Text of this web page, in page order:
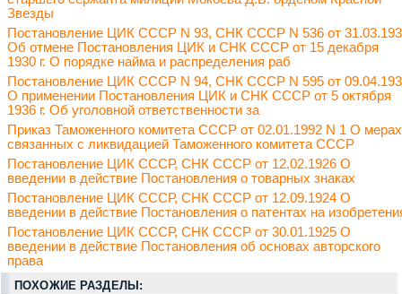
Звезды
Постановление ЦИК СССР N 93, СНК СССР N 536 от
Об отмене Постановления ЦИК и СНК СССР от 15 декабря
1930 г. О порядке найма и распределения раб
Постановление ЦИК СССР N 94, СНК СССР N 595 от
О применении Постановления ЦИК и СНК СССР от 5 октября
1936 г. Об уголовной ответственности за
Приказ Таможенного комитета СССР от 02.01.1992 N 1 О
связанных с ликвидацией Таможенного комитета СССР
Постановление ЦИК СССР, СНК СССР от 12.02.1926 О
введении в действие Постановления о товарных знаках
Постановление ЦИК СССР, СНК СССР от 12.09.1924 О
введении в действие Постановления о патентах на
Постановление ЦИК СССР, СНК СССР от 30.01.1925 О
введении в действие Постановления об основах авторского
права
ПОХОЖИЕ РАЗДЕЛЫ: